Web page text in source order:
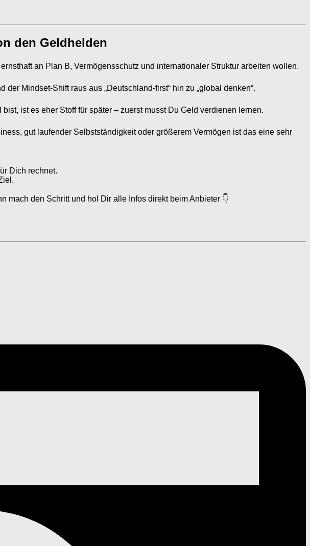
den Geldhelden
an Plan B, Vermögensschutz und internationaler Struktur arbeiten wollen.
Mindset-Shift raus aus „Deutschland-first“ hin zu „global denken“.
ist es eher Stoff für später – zuerst musst Du Geld verdienen lernen.
gut laufender Selbstständigkeit oder größerem Vermögen ist das eine sehr
Dich rechnet.
mach den Schritt und hol Dir alle Infos direkt beim Anbieter 👇